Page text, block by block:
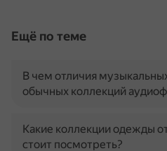
Ещё по теме
В чем отличия
обычных коллекций
Какие коллекции одежды
стоит посмотреть?